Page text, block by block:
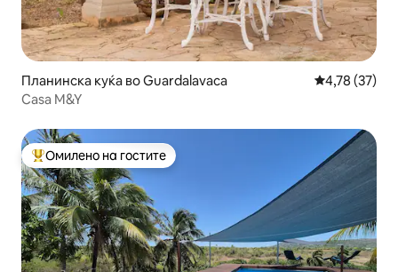
Планинска куќа во Guardalavaca Просечна
4,78 (37)
Casa M&Y
Меѓу најуспешните „Омилени на гостите“
Омилено на гостите